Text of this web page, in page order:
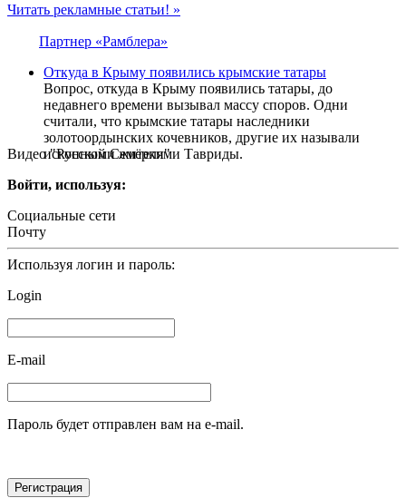
Видео "Русской Семёрки"
Читать рекламные статьи! »
Партнер «Рамблера»
Откуда в Крыму появились крымские татары
Вопрос, откуда в Крыму появились татары, до
недавнего времени вызывал массу споров. Одни
считали, что крымские татары наследники
золотоордынских кочевников, другие их называли
исконными жителями Тавриды.
Войти, используя:
Социальные сети
Почту
Используя логин и пароль:
Login
E-mail
Пароль будет отправлен вам на e-mail.